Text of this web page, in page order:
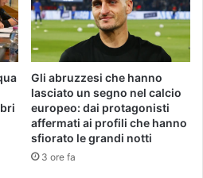
Gli abruzzesi che hanno
lasciato un segno nel calcio
europeo: dai protagonisti
affermati ai profili che hanno
sfiorato le grandi notti
3 ore fa